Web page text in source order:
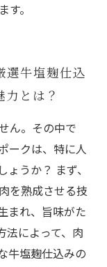
。
選牛塩麹仕込
とは？
ん。その中で
ークは、特に人
うか？ まず、
を熟成させる技
まれ、旨味がた
法によって、肉
牛塩麹仕込みの